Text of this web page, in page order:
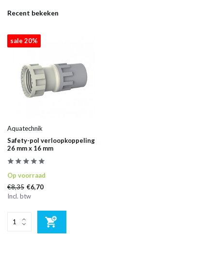
Recent bekeken
sale 20%
Aquatechnik
Safety-pol verloopkoppeling
26 mm x 16 mm
Op voorraad
€8,35 €6,70
Incl. btw